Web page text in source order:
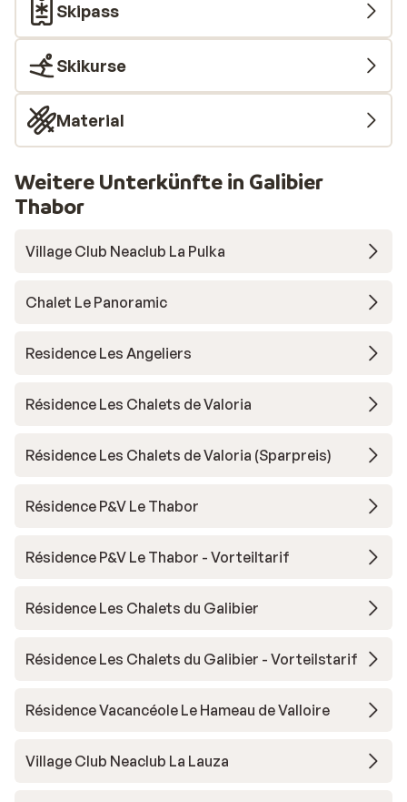
Skipass
Skikurse
Material
Weitere Unterkünfte in Galibier
Thabor
Village Club Neaclub La Pulka
Chalet Le Panoramic
Residence Les Angeliers
Résidence Les Chalets de Valoria
Résidence Les Chalets de Valoria (Sparpreis)
Résidence P&V Le Thabor
Résidence P&V Le Thabor - Vorteiltarif
Résidence Les Chalets du Galibier
Résidence Les Chalets du Galibier - Vorteilstarif
Résidence Vacancéole Le Hameau de Valloire
Village Club Neaclub La Lauza